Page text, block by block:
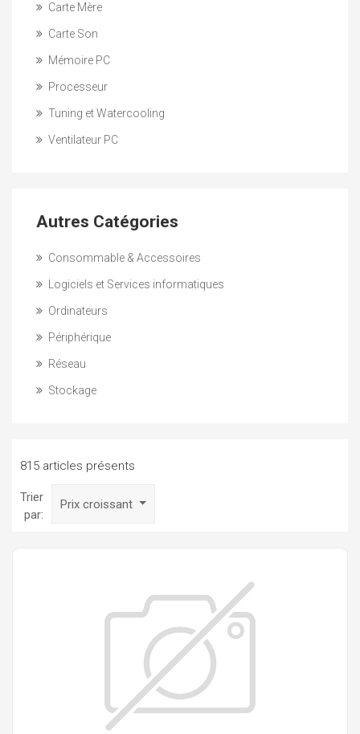
Carte Mère
Carte Son
Mémoire PC
Processeur
Tuning et Watercooling
Ventilateur PC
Autres Catégories
Consommable & Accessoires
Logiciels et Services informatiques
Ordinateurs
Périphérique
Réseau
Stockage
815 articles présents
Trier
par:
Prix croissant